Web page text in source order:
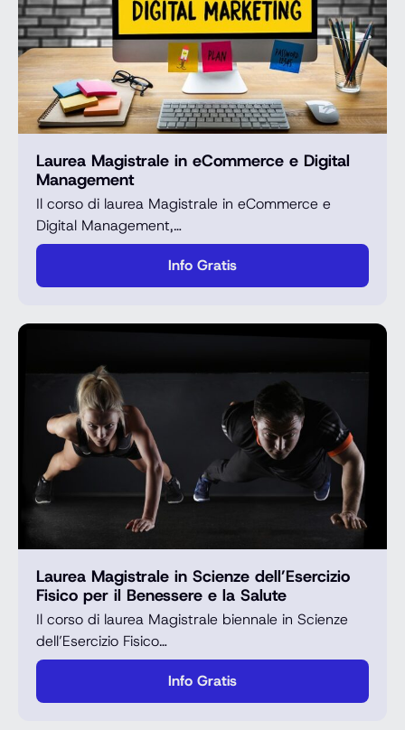
Laurea Magistrale in eCommerce e Digital
Management
Il corso di laurea Magistrale in eCommerce e
Digital Management,…
Info Gratis
Laurea Magistrale in Scienze dell’Esercizio
Fisico per il Benessere e la Salute
Il corso di laurea Magistrale biennale in Scienze
dell’Esercizio Fisico…
Info Gratis